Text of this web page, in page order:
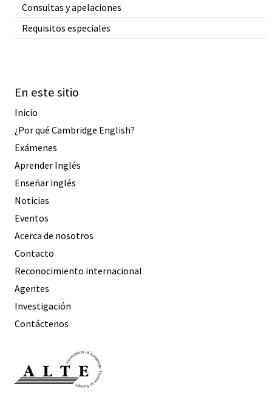
Consultas y apelaciones
Requisitos especiales
En este sitio
Inicio
¿Por qué Cambridge English?
Exámenes
Aprender Inglés
Enseñar inglés
Noticias
Eventos
Acerca de nosotros
Contacto
Reconocimiento internacional
Agentes
Investigación
Contáctenos